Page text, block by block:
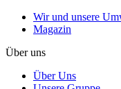
Wir und unsere
Magazin
Über uns
Über Uns